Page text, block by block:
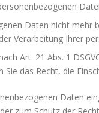
Daten nicht mehr
Verarbeitung Ihrer
Art. 21 Abs. 1
Sie das Recht, die
Daten